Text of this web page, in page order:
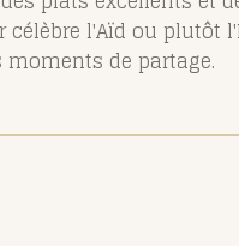
l'Aïd ou plutôt
de partage.